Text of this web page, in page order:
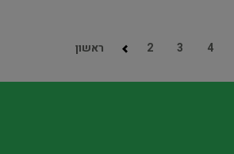
ראשון 2 3 4